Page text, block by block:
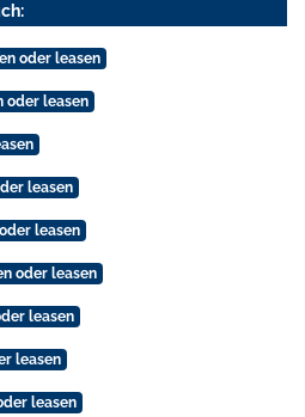
oder leasen
oder leasen
leasen
leasen
oder leasen
leasen
leasen
leasen